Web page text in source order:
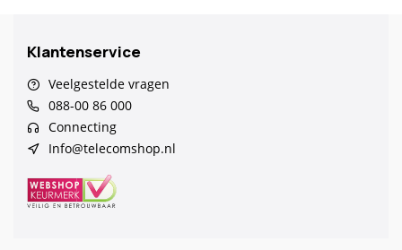
Klantenservice
Veelgestelde vragen
088-00 86 000
Connecting
Info@telecomshop.nl